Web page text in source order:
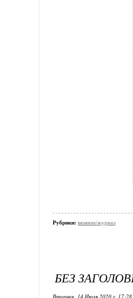
Рубрики: вязание/журнал
БЕЗ
Вторник, 14 Июля 2020 г. 17:28